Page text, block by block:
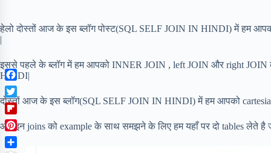
हेलो दोस्तों आज के इस ब्लॉग पोस्ट(SQL SELF JOIN IN HINDI) में हम
|
इससे पहले के ब्लॉग में हम आपको INNER JOIN , left JOIN और right JOIN
HINDI|
दोस्तों आज के इस ब्लॉग(SQL SELF JOIN IN HINDI) में हम आपको
और इन joins को example के साथ समझने के लिए हम यहाँ पर दो tables लेते है
F
a
c
e
b
o
T
w
i
t
F
lP
i